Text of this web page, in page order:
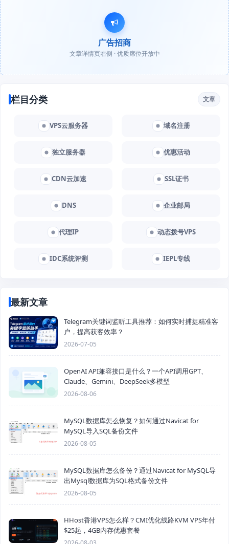
广告招商
文章详情页右侧 · 优质席位开放中
栏目分类 文章
VPS云服务器 域名注册
独立服务器 优惠活动
CDN云加速 SSL证书
DNS 企业邮局
代理IP 动态拨号VPS
IDC系统评测 IEPL专线
最新文章
Telegram关键词监听工具推荐：如何实时捕捉精准客
户，提高获客效率？
2026-07-05
OpenAI API兼容接口是什么？一个API调用GPT、
Claude、Gemini、DeepSeek多模型
2026-08-06
MySQL数据库怎么恢复？如何通过Navicat for
MySQL导入SQL备份文件
2026-08-05
MySQL数据库怎么备份？通过Navicat for MySQL导
出Mysql数据库为SQL格式备份文件
2026-08-05
HHost香港VPS怎么样？CMI优化线路KVM VPS年付
$25起，4GB内存优惠套餐